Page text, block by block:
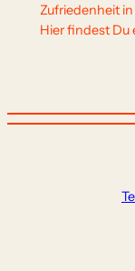
Zufriedenheit
Hier findest Du